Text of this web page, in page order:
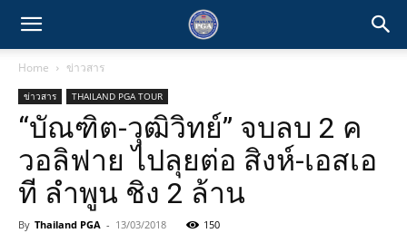
Home ข่าวสาร
ข่าวสาร THAILAND PGA TOUR
“บัณฑิต-วุฒิวิทย์” จบลบ 2 ค
วอลิฟาย ไปลุยต่อ สิงห์-เอสเอ
ที ลำพูน ชิง 2 ล้าน
By Thailand PGA - 13/03/2018 150